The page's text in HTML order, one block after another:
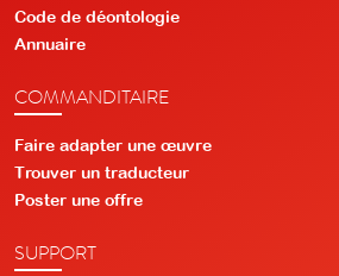
Code de déontologie
Annuaire
COMMANDITAIRE
Faire adapter une œuvre
Trouver un traducteur
Poster une offre
SUPPORT